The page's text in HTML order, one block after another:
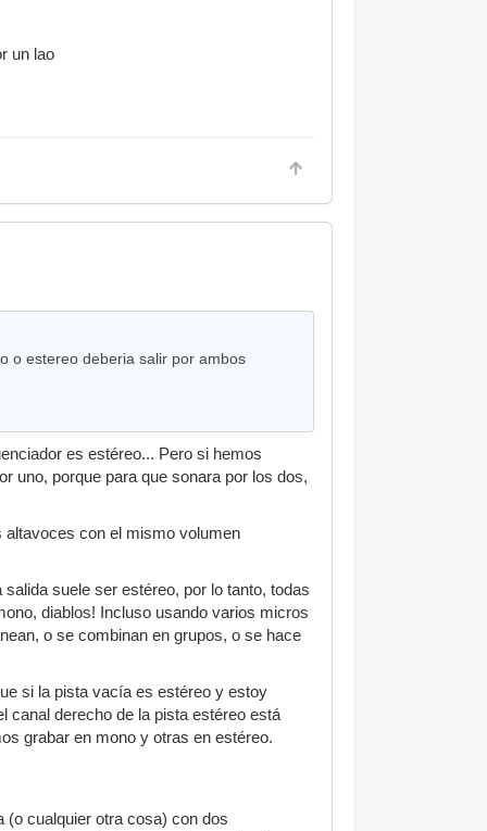
un lao
o estereo deberia salir por ambos
es estéreo... Pero si hemos
uno, porque para que sonara por los dos,
altavoces con el mismo volumen
suele ser estéreo, por lo tanto, todas
diablos! Incluso usando varios micros
o se combinan en grupos, o se hace
si la pista vacía es estéreo y estoy
canal derecho de la pista estéreo está
grabar en mono y otras en estéreo.
(o cualquier otra cosa) con dos